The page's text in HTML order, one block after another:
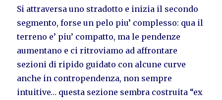
Si attraversa uno stradotto e inizia il secondo
segmento, forse un pelo piu’ complesso: qua il
terreno e’ piu’ compatto, ma le pendenze
aumentano e ci ritroviamo ad affrontare
sezioni di ripido guidato con alcune curve
anche in contropendenza, non sempre
intuitive… questa sezione sembra costruita “ex